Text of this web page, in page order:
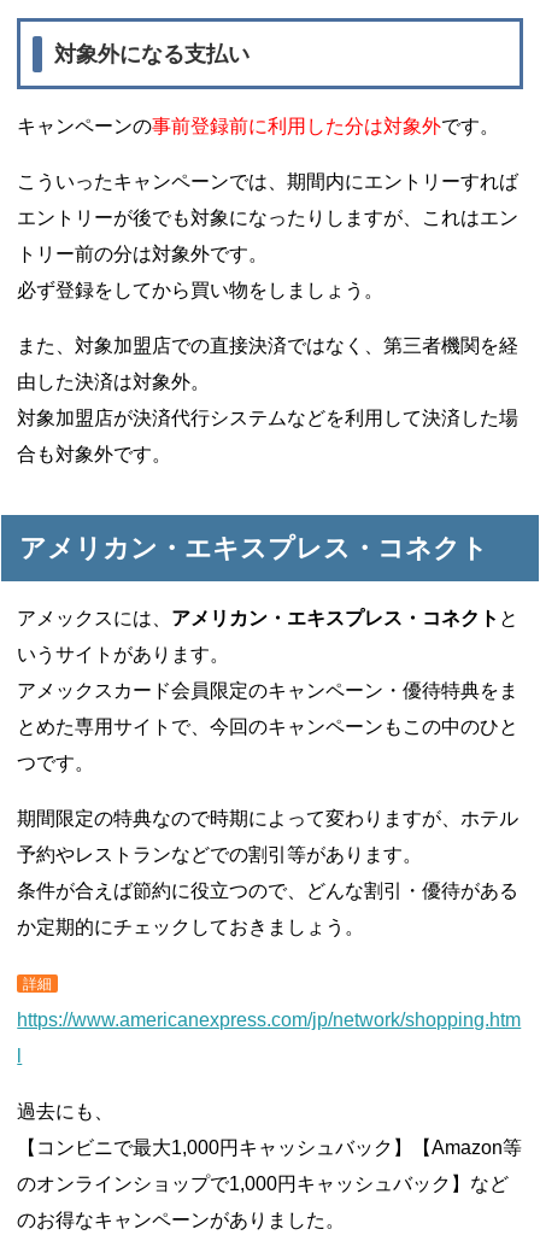
対象外になる支払い
キャンペーンの事前登録前に利用した分は対象外です。
こういったキャンペーンでは、期間内にエントリーすれば
エントリーが後でも対象になったりしますが、これはエン
トリー前の分は対象外です。
必ず登録をしてから買い物をしましょう。
また、対象加盟店での直接決済ではなく、第三者機関を経
由した決済は対象外。
対象加盟店が決済代行システムなどを利用して決済した場
合も対象外です。
アメリカン・エキスプレス・コネクト
アメックスには、 アメリカン・エキスプレス・コネクト と
いうサイトがあります。
アメックスカード会員限定のキャンペーン・優待特典をま
とめた専用サイトで、今回のキャンペーンもこの中のひと
つです。
期間限定の特典なので時期によって変わりますが、ホテル
予約やレストランなどでの割引等があります。
条件が合えば節約に役立つので、どんな割引・優待がある
か定期的にチェックしておきましょう。
詳細
https://www.americanexpress.com/jp/network/shopping.htm
過去にも、
【コンビニで最大1,000円キャッシュバック】【Amazon等
のオンラインショップで1,000円キャッシュバック】など
のお得なキャンペーンがありました。